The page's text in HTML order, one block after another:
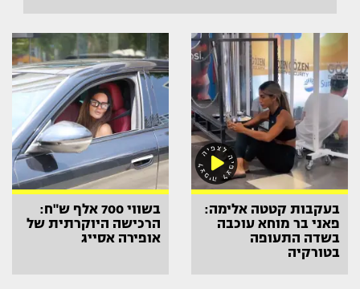
בעקבות קטטה אלימה:
פאני בר מוחא עוכבה
בשדה התעופה
בטורקיה
בשווי 700 אלף ש"ח:
הרכישה היוקרתית של
אופירה אסייג